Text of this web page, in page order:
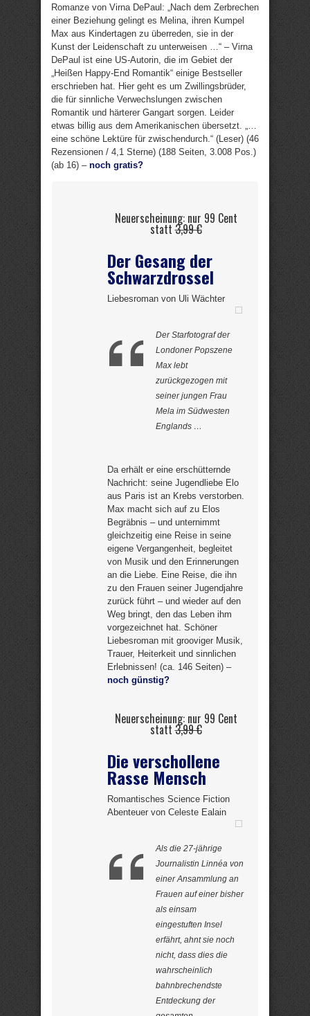
Romanze von Virna DePaul: „Nach dem Zerbrechen
einer Beziehung gelingt es Melina, ihren Kumpel
Max aus Kindertagen zu überreden, sie in der
Kunst der Leidenschaft zu unterweisen …“ – Virna
DePaul ist eine US-Autorin, die im Gebiet der
„Heißen Happy-End Romantik“ einige Bestseller
erschrieben hat. Hier geht es um Zwillingsbrüder,
die für sinnliche Verwechslungen zwischen
Romantik und härterer Gangart sorgen. Leider
etwas billig aus dem Amerikanischen übersetzt. „…
eine schöne Lektüre für zwischendurch.“ (Leser) (46
Rezensionen / 4,1 Sterne) (188 Seiten, 3.008 Pos.)
(ab 16) – noch gratis?
Neuerscheinung: nur 99 Cent
statt3,99 €
Der Gesang der
Schwarzdrossel
Liebesroman von Uli Wächter
Der Starfotograf der
Londoner Popszene
Max lebt
zurückgezogen mit
seiner jungen Frau
Mela im Südwesten
Englands …
Da erhält er eine erschütternde
Nachricht: seine Jugendliebe Elo
aus Paris ist an Krebs verstorben.
Max macht sich auf zu Elos
Begräbnis – und unternimmt
gleichzeitig eine Reise in seine
eigene Vergangenheit, begleitet
von Musik und den Erinnerungen
an die Liebe. Eine Reise, die ihn
zu den Frauen seiner Jugendjahre
zurück führt – und wieder auf den
Weg bringt, den das Leben ihm
vorgezeichnet hat. Schöner
Liebesroman mit grooviger Musik,
Trauer, Heiterkeit und sinnlichen
Erlebnissen! (ca. 146 Seiten) –
noch günstig?
Neuerscheinung: nur 99 Cent
statt3,99 €
Die verschollene
Rasse Mensch
Romantisches Science Fiction
Abenteuer von Celeste Ealain
Als die 27-jährige
Journalistin Linnéa von
einer Ansammlung an
Frauen auf einer bisher
als einsam
eingestuften Insel
erfährt, ahnt sie noch
nicht, dass dies die
wahrscheinlich
bahnbrechendste
Entdeckung der